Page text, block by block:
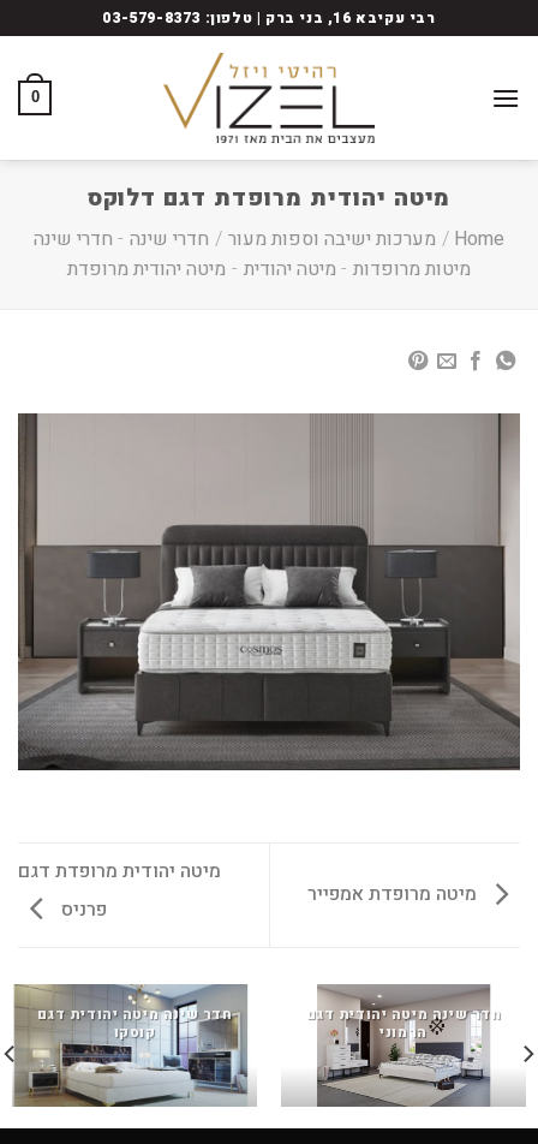
to
רבי עקיבא 16, בני ברק | טלפון: 03-579-8373
0
מיטה יהודית מרופדת דגם דלוקס
Home
/ מערכות ישיבה וספות מעור / חדרי שינה - חדרי שינה
מיטות מרופדות - מיטה יהודית - מיטה יהודית מרופדת
מיטה מרופדת אמפייר
מיטה יהודית מרופדת דגם
פרניס
חדר שינה מיטה יהודית דגם
הרמוני
חדר שינה מיטה יהודית דגם
קוסקו